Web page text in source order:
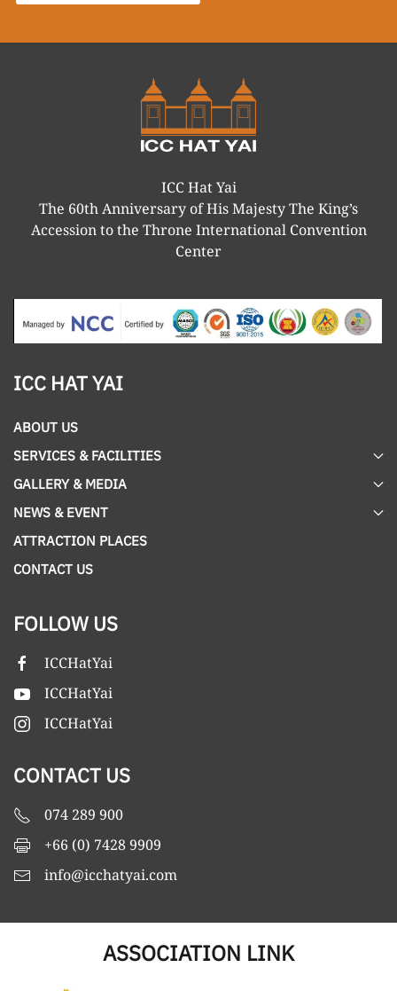
ICC Hat Yai
The 60th Anniversary of His Majesty The King’s
Accession to the Throne International Convention
Center
ICC HAT YAI
ABOUT US
SERVICES & FACILITIES
GALLERY & MEDIA
NEWS & EVENT
ATTRACTION PLACES
CONTACT US
FOLLOW US
ICCHatYai
ICCHatYai
ICCHatYai
CONTACT US
074 289 900
+66 (0) 7428 9909
info@icchatyai.com
ASSOCIATION LINK